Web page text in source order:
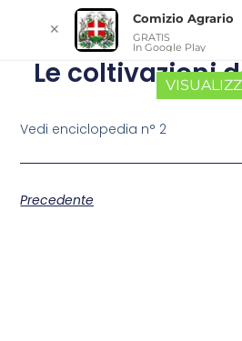
Le coltivazioni
Vedi enciclopedia n° 2
Precedente
✕
Comizio Agrario
GRATIS
In Google Play